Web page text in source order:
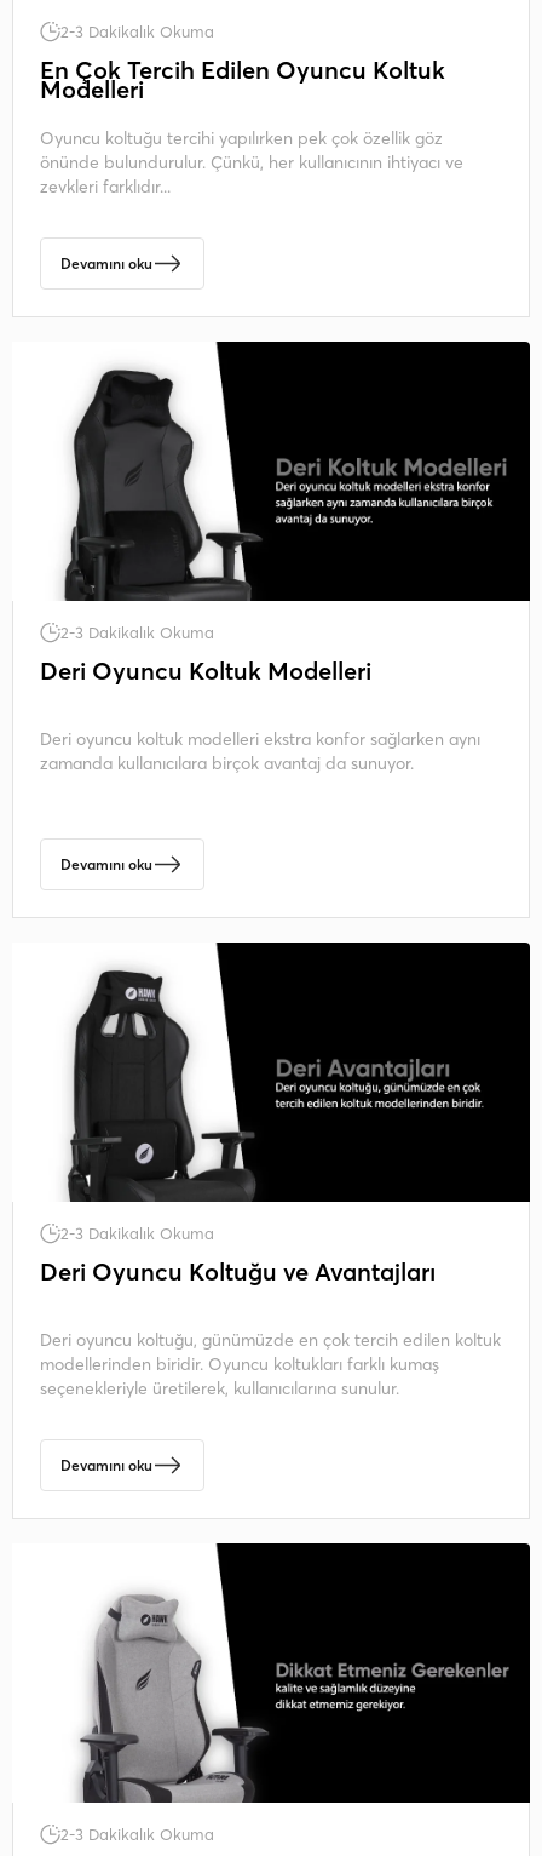
2-3 Dakikalık Okuma
En Çok Tercih Edilen Oyuncu Koltuk
Modelleri
Oyuncu koltuğu tercihi yapılırken pek çok özellik göz
önünde bulundurulur. Çünkü, her kullanıcının ihtiyacı ve
zevkleri farklıdır...
Devamını oku
2-3 Dakikalık Okuma
Deri Oyuncu Koltuk Modelleri
Deri oyuncu koltuk modelleri ekstra konfor sağlarken aynı
zamanda kullanıcılara birçok avantaj da sunuyor.
Devamını oku
2-3 Dakikalık Okuma
Deri Oyuncu Koltuğu ve Avantajları
Deri oyuncu koltuğu, günümüzde en çok tercih edilen koltuk
modellerinden biridir. Oyuncu koltukları farklı kumaş
seçenekleriyle üretilerek, kullanıcılarına sunulur.
Devamını oku
2-3 Dakikalık Okuma